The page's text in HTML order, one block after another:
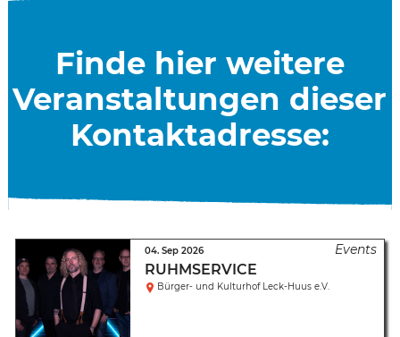
Finde hier weitere
Veranstaltungen dieser
Kontaktadresse:
RUHMSERVICE
04. Sep 2026
Bürger- und Kulturhof Leck-Huus e.V.